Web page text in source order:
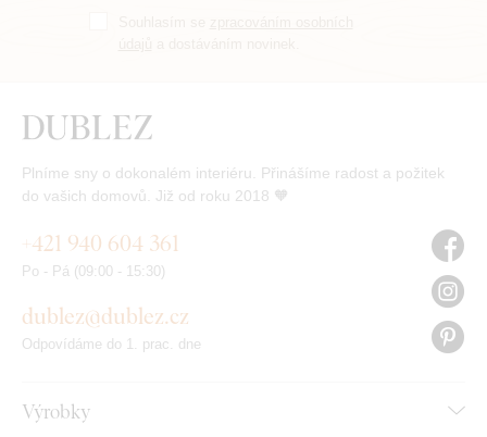
Plníme sny o dokonalém interiéru. Přinášíme radost a požitek
do vašich domovů. Již od roku 2018 🧡
Výrobky
+421 940 604 361
Po - Pá (09:00 - 15:30)
dublez@dublez.cz
Odpovídáme do 1. prac. dne